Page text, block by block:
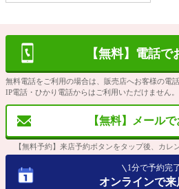
【無料】電話で
無料電話をご利用の場合は、販売店へお客様の電
IP電話・ひかり電話からはご利用いただけません。
【無料】メール
【無料予約】来店予約ボタンをタップ後、カレ
1分で予約完了
オンラインで来